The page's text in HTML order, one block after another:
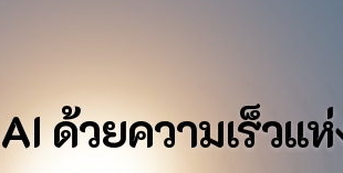
ด้วยความเร็วแ